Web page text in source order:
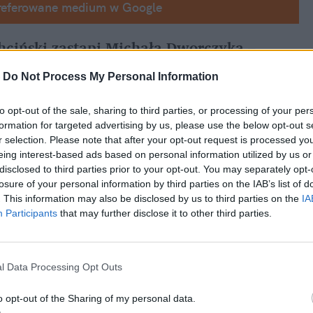
Do Not Process My Personal Information
opt-out of the sale, sharing to third parties, or processing of your
for targeted advertising by us, please use the below opt-out
selection. Please note that after your opt-out request is processed
interest-based ads based on personal information utilized by us
to third parties prior to your opt-out. You may separately
of your personal information by third parties on the IAB’s list of
This information may also be disclosed by us to third parties on the
Participants that may further disclose it to other third parties.
Data Processing Opt Outs
opt-out of the Sharing of my personal data.
medium w Google
zastąpi Michała Dworczyka –
za organizację prac rządu
dniach – zapowiedział w Polsat News